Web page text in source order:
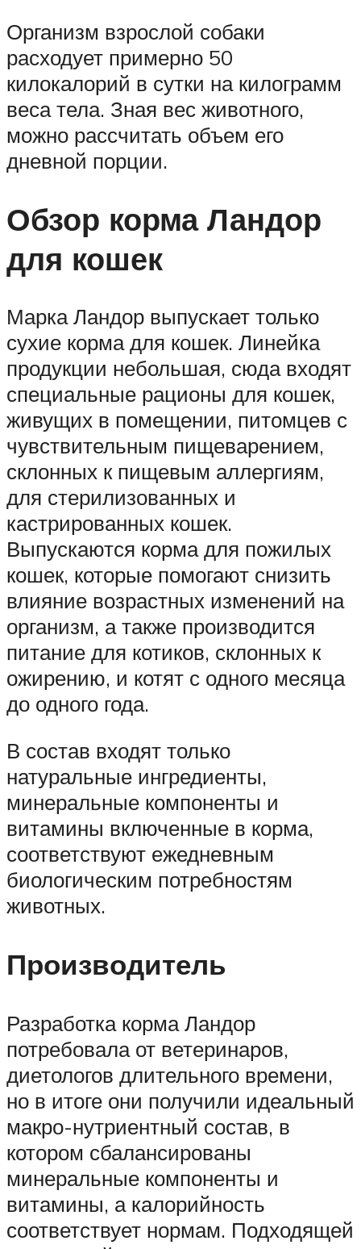
Организм взрослой собаки
расходует примерно 50
килокалорий в сутки на килограмм
веса тела. Зная вес животного,
можно рассчитать объем его
дневной порции.
Обзор корма Ландор
для кошек
Марка Ландор выпускает только
сухие корма для кошек. Линейка
продукции небольшая, сюда входят
специальные рационы для кошек,
живущих в помещении, питомцев с
чувствительным пищеварением,
склонных к пищевым аллергиям,
для стерилизованных и
кастрированных кошек.
Выпускаются корма для пожилых
кошек, которые помогают снизить
влияние возрастных изменений на
организм, а также производится
питание для котиков, склонных к
ожирению, и котят с одного месяца
до одного года.
В состав входят только
натуральные ингредиенты,
минеральные компоненты и
витамины включенные в корма,
соответствуют ежедневным
биологическим потребностям
животных.
Производитель
Разработка корма Ландор
потребовала от ветеринаров,
диетологов длительного времени,
но в итоге они получили идеальный
макро-нутриентный состав, в
котором сбалансированы
минеральные компоненты и
витамины, а калорийность
соответствует нормам. Подходящей